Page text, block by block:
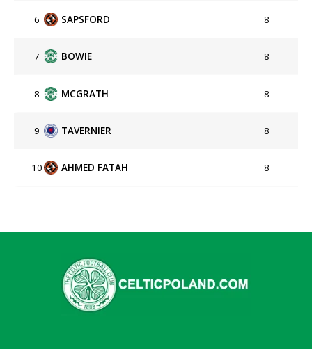
6 SAPSFORD 8
7 BOWIE 8
8 MCGRATH 8
9 TAVERNIER 8
10 AHMED FATAH 8